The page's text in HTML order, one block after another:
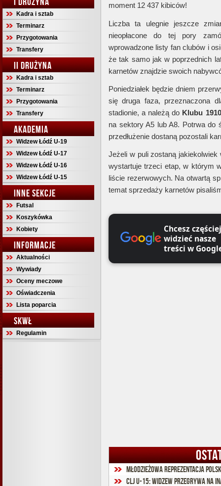
Kadra i sztab
Terminarz
Przygotowania
Transfery
II DRUŻYNA
Kadra i sztab
Terminarz
Przygotowania
Transfery
AKADEMIA
Widzew Łódź U-19
Widzew Łódź U-17
Widzew Łódź U-16
Widzew Łódź U-15
INNE SEKCJE
Futsal
Koszykówka
Kobiety
INFORMACJE
Aktualności
Wywiady
Oceny meczowe
Oświadczenia
Lista poparcia
SKWŁ
Regulamin
moment 12 437 kibiców!
Liczba ta ulegnie jeszcze
nieopłacone do tej pory
wprowadzone listy fan clubów i
że tak samo jak w poprzednich
karnetów znajdzie swoich
Poniedziałek będzie dniem
się druga faza, przeznaczona
stadionie, a należą do Klubu 1910
na sektory A5 lub A8. Potrwa
przedłużenie dostaną pozostali
Jeżeli w puli zostaną jakiekolwiek
wystartuje trzeci etap, w którym
liście rezerwowych. Na otwartą
temat sprzedaży karnetów
Chcesz częściej
widzieć nasze
treści w
Młodzieżowa reprezentacja
CLJ U-15: Widzew przegrywa na